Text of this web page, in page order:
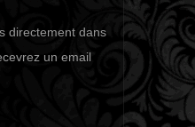
directement dans
un email